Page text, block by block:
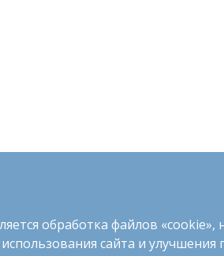
обработка файлов
сайта и улучшения